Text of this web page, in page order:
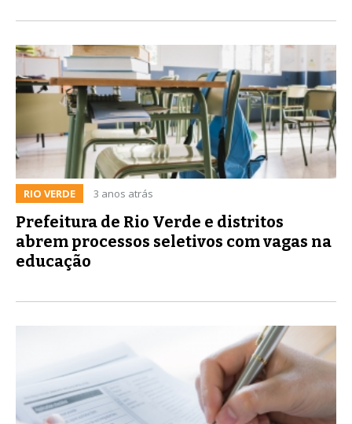
RIO VERDE 3 anos atrás
Prefeitura de Rio Verde e distritos
abrem processos seletivos com vagas na
educação